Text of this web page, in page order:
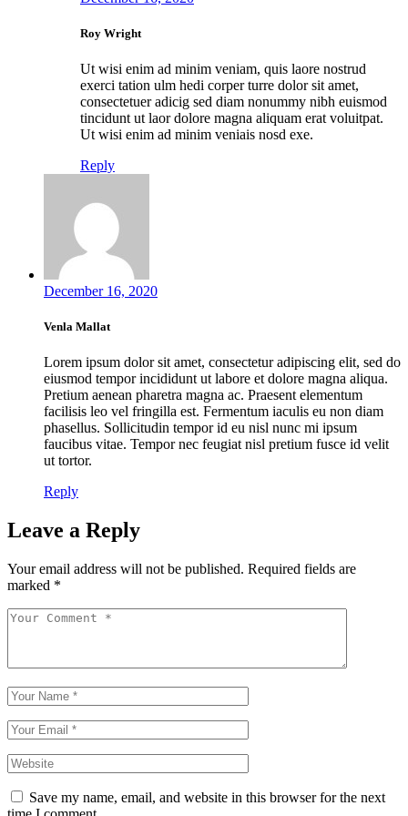
Roy Wright
Ut wisi enim ad minim veniam, quis laore nostrud
exerci tation ulm hedi corper turre dolor sit amet,
consectetuer adicig sed diam nonummy nibh euismod
tincidunt ut laor dolore magna aliquam erat voluitpat.
Ut wisi enim ad minim veniais nosd exe.
Reply
December 16, 2020
Venla Mallat
Lorem ipsum dolor sit amet, consectetur adipiscing elit, sed do
eiusmod tempor incididunt ut labore et dolore magna aliqua.
Pretium aenean pharetra magna ac. Praesent elementum
facilisis leo vel fringilla est. Fermentum iaculis eu non diam
phasellus. Sollicitudin tempor id eu nisl nunc mi ipsum
faucibus vitae. Tempor nec feugiat nisl pretium fusce id velit
ut tortor.
Reply
Leave a Reply
Your email address will not be published. Required fields are
marked *
Save my name, email, and website in this browser for the next